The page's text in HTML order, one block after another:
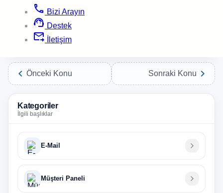
phone Bizi Arayın
support_agent Destek
forward_to_inbox İletişim
sırasında sorun yaşarsanız teknik destek birimi ile
iletişime geçebilirsiniz.
chevron_left Önceki Konu Sonraki Konu chevron_right
Kategoriler
İlgili başlıklar
E-Mail
Müşteri Paneli